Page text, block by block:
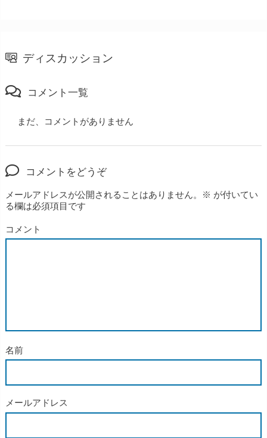
ディスカッション
コメント一覧
まだ、コメントがありません
コメントをどうぞ
メールアドレスが公開されることはありません。 ※ が付いてい
る欄は必須項目です
コメント
名前
メールアドレス